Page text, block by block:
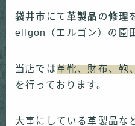
袋井市 にて革製品 の修理
ellgon（エルゴン）の園
当店では革靴、財布、鞄
を行っております。
大事にしている革製品な